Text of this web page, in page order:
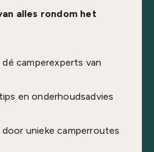
alles rondom het
camperexperts van
en onderhoudsadvies
unieke camperroutes